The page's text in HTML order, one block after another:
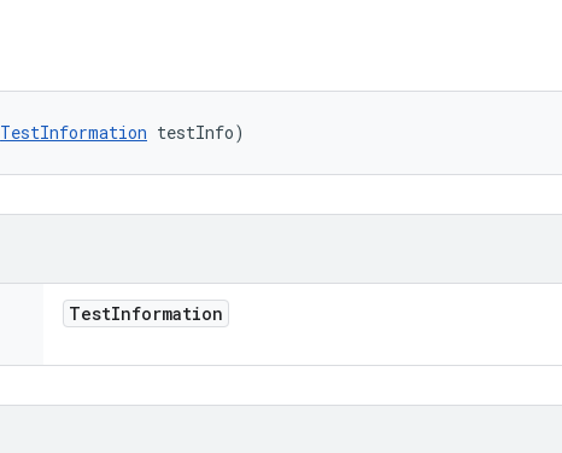
TestInformation testInfo)
TestInformation